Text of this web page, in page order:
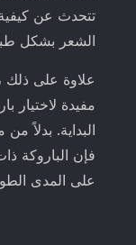
تتحدث عن
الشعر بشكل
علاوة على ذلك
مفيدة لاختيار
البداية. بدلاً
فإن الباروكة
على المدى